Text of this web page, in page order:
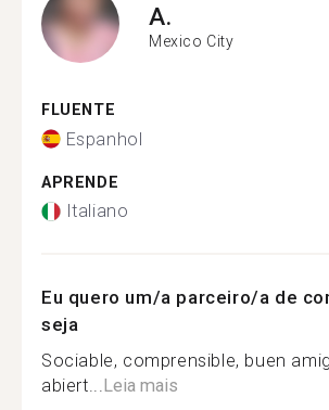
A.
Mexico City
FLUENTE
Espanhol
APRENDE
Italiano
Eu quero um/a parceiro/a de
seja
Sociable, comprensible, buen
abiert...Leia mais